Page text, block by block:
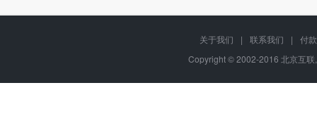
关于我们 | 联系我们 |
付
Copyright © 2002-2016 北京互